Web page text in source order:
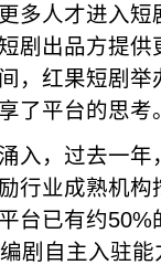
多人才进入
剧出品方提
，红果短剧举
了平台的思考
入，过去一
行业成熟机
台已有约
剧自主入驻